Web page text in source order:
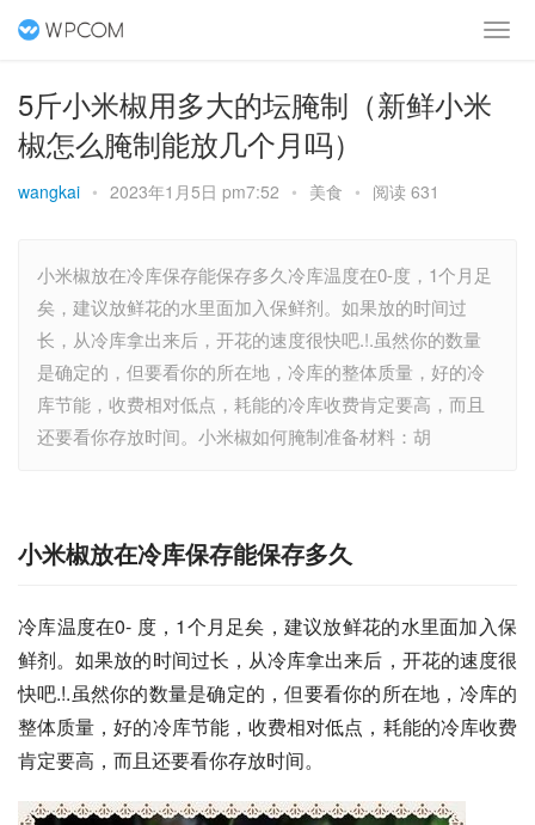
5斤小米椒用多大的坛腌制（新鲜小米
椒怎么腌制能放几个月吗）
wangkai • 2023年1月5日 pm7:52 • 美食 • 阅读 631
小米椒放在冷库保存能保存多久冷库温度在0-度，1个月足
矣，建议放鲜花的水里面加入保鲜剂。如果放的时间过
长，从冷库拿出来后，开花的速度很快吧.!.虽然你的数量
是确定的，但要看你的所在地，冷库的整体质量，好的冷
库节能，收费相对低点，耗能的冷库收费肯定要高，而且
还要看你存放时间。小米椒如何腌制准备材料：胡
小米椒放在冷库保存能保存多久
冷库温度在0- 度，1个月足矣，建议放鲜花的水里面加入保
鲜剂。如果放的时间过长，从冷库拿出来后，开花的速度很
快吧.!.虽然你的数量是确定的，但要看你的所在地，冷库的
整体质量，好的冷库节能，收费相对低点，耗能的冷库收费
肯定要高，而且还要看你存放时间。